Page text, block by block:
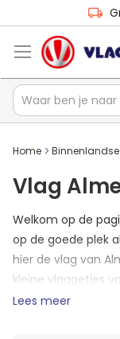
Home
Vlag
Welkom op de
op de goede plek
hier de vlag van
kleine vlaggetjes
Mocht het zo zijn
Lees meer